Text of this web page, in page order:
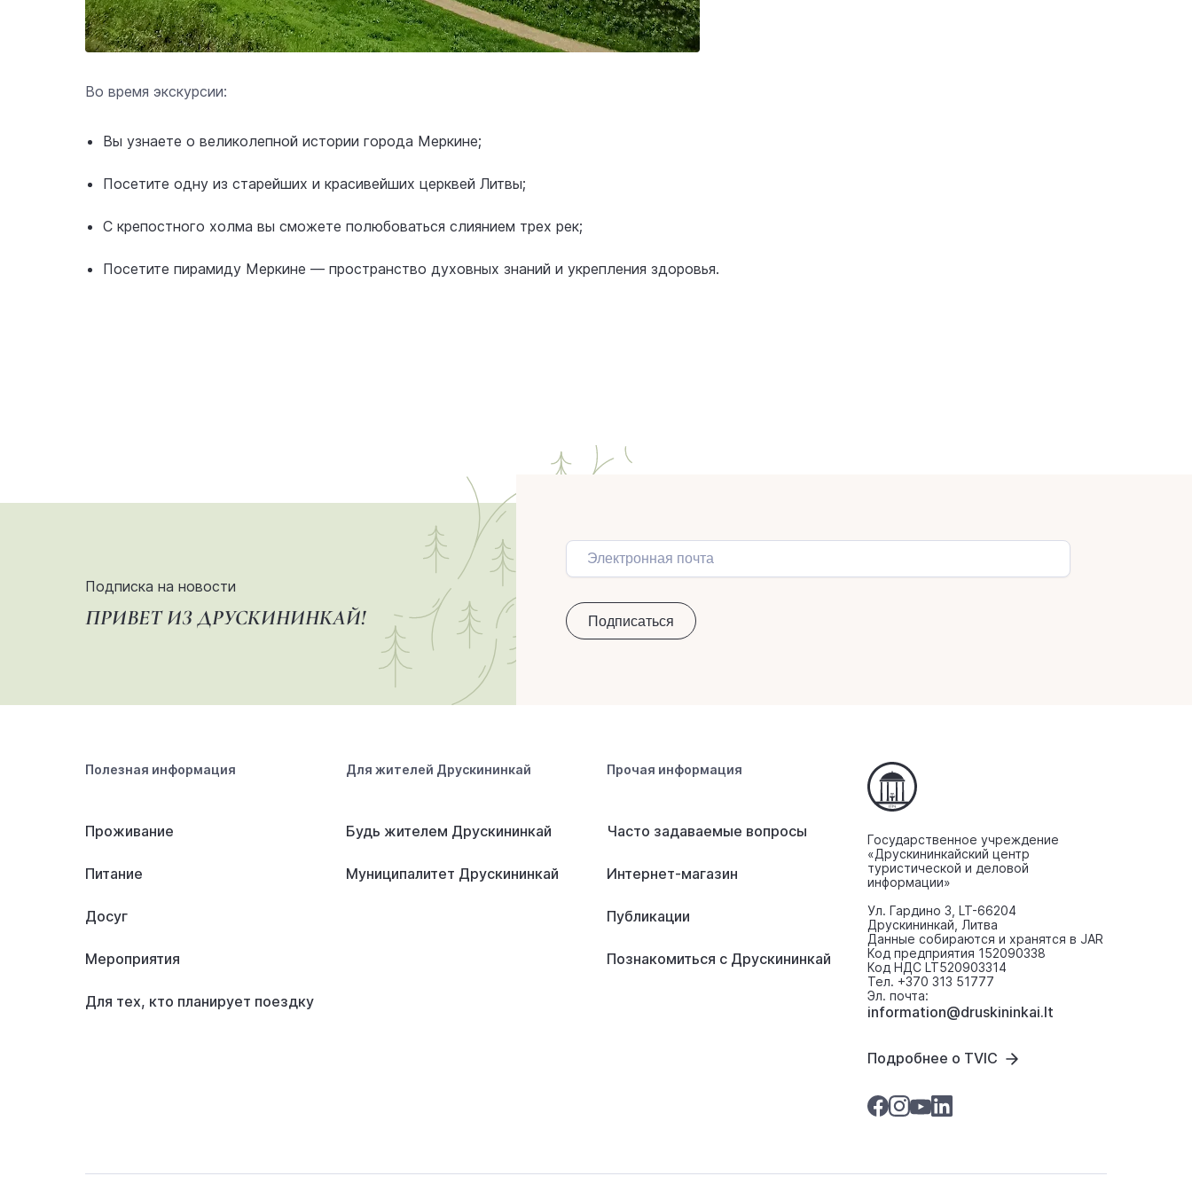
Во время экскурсии:
Вы узнаете о великолепной истории города Меркине;
Посетите одну из старейших и красивейших церквей Литвы;
С крепостного холма вы сможете полюбоваться слиянием трех рек;
Посетите пирамиду Меркине — пространство духовных знаний и укрепления здоровья.
Подписка на новости
ПРИВЕТ ИЗ ДРУСКИНИНКАЙ!
Полезная информация
Проживание
Питание
Досуг
Мероприятия
Для тех, кто планирует поездку
Для жителей Друскининкай
Будь жителем Друскининкай
Муниципалитет Друскининкай
Прочая информация
Часто задаваемые вопросы
Интернет-магазин
Публикации
Познакомиться с Друскининкaй
Государственное учреждение
«Друскининкайский центр
туристической и деловой
информации»
Ул. Гардино 3, LT-66204
Друскининкай, Литва
Данные собираются и хранятся в JAR
Код предприятия 152090338
Код НДС LT520903314
Тел. +370 313 51777
Эл. почта:
information@druskininkai.lt
Подробнее о TVIC